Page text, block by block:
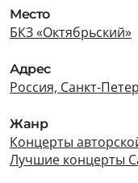
Место
БКЗ «Октябрьский»
Адрес
Россия, Санкт-
Жанр
Концерты
Лучшие концерты